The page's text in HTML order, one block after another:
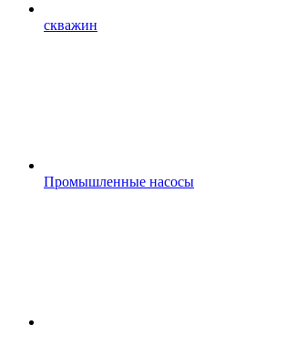
скважин
Промышленные насосы